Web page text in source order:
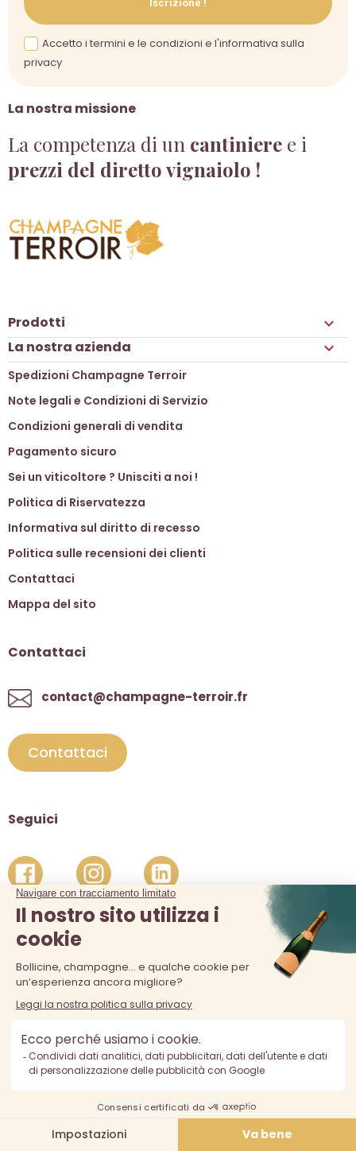
La nostra missione
La competenza di un cantiniere e i
prezzi del diretto vignaiolo !
Iscrizione !
Accetto i termini e le condizioni e l'informativa sulla
privacy
Prodotti 
La nostra azienda 
Spedizioni Champagne Terroir
Note legali e Condizioni di Servizio
Condizioni generali di vendita
Pagamento sicuro
Sei un viticoltore ? Unisciti a noi !
Politica di Riservatezza
Informativa sul diritto di recesso
Politica sulle recensioni dei clienti
Contattaci
Mappa del sito
Contattaci
contact@champagne-terroir.fr
Contattaci
Seguici
La vendita di alcolici è vietata ai minori di 18 anni. L'abuso di